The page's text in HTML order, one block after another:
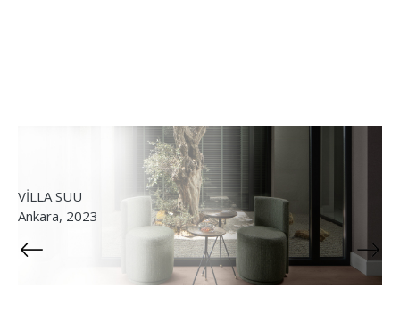
VİLLA SUU
Ankara, 2023